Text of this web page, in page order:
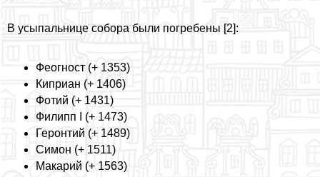
В усыпальнице собора были погребены [2]:
Феогност (+ 1353)
Киприан (+ 1406)
Фотий (+ 1431)
Филипп I (+ 1473)
Геронтий (+ 1489)
Симон (+ 1511)
Макарий (+ 1563)